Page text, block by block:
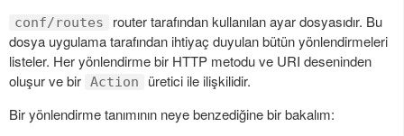
conf/routes
router tarafından kullanılan ayar dosyasıdır. Bu
dosya uygulama tarafından ihtiyaç duyulan bütün yönlendirmeleri
listeler. Her yönlendirme bir HTTP metodu ve URI deseninden
oluşur ve bir Action
üretici ile ilişkilidir.
Bir yönlendirme tanımının neye benzediğine bir bakalım: